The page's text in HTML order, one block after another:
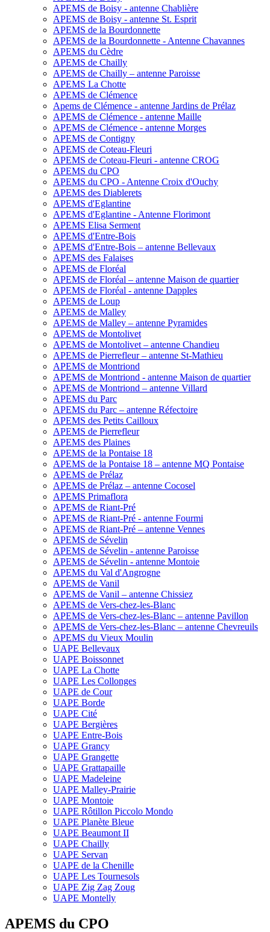
APEMS de Boisy - antenne Chablière
APEMS de Boisy - antenne St. Esprit
APEMS de la Bourdonnette
APEMS de la Bourdonnette - Antenne Chavannes
APEMS du Cèdre
APEMS de Chailly
APEMS de Chailly – antenne Paroisse
APEMS La Chotte
APEMS de Clémence
Apems de Clémence - antenne Jardins de Prélaz
APEMS de Clémence - antenne Maille
APEMS de Clémence - antenne Morges
APEMS de Contigny
APEMS de Coteau-Fleuri
APEMS de Coteau-Fleuri - antenne CROG
APEMS du CPO
APEMS du CPO - Antenne Croix d'Ouchy
APEMS des Diablerets
APEMS d'Eglantine
APEMS d'Eglantine - Antenne Florimont
APEMS Elisa Serment
APEMS d'Entre-Bois
APEMS d'Entre-Bois – antenne Bellevaux
APEMS des Falaises
APEMS de Floréal
APEMS de Floréal – antenne Maison de quartier
APEMS de Floréal - antenne Dapples
APEMS de Loup
APEMS de Malley
APEMS de Malley – antenne Pyramides
APEMS de Montolivet
APEMS de Montolivet – antenne Chandieu
APEMS de Pierrefleur – antenne St-Mathieu
APEMS de Montriond
APEMS de Montriond - antenne Maison de quartier
APEMS de Montriond – antenne Villard
APEMS du Parc
APEMS du Parc – antenne Réfectoire
APEMS des Petits Cailloux
APEMS de Pierrefleur
APEMS des Plaines
APEMS de la Pontaise 18
APEMS de la Pontaise 18 – antenne MQ Pontaise
APEMS de Prélaz
APEMS de Prélaz – antenne Cocosel
APEMS Primaflora
APEMS de Riant-Pré
APEMS de Riant-Pré - antenne Fourmi
APEMS de Riant-Pré – antenne Vennes
APEMS de Sévelin
APEMS de Sévelin - antenne Paroisse
APEMS de Sévelin - antenne Montoie
APEMS du Val d'Angrogne
APEMS de Vanil
APEMS de Vanil – antenne Chissiez
APEMS de Vers-chez-les-Blanc
APEMS de Vers-chez-les-Blanc – antenne Pavillon
APEMS de Vers-chez-les-Blanc – antenne Chevreuils
APEMS du Vieux Moulin
UAPE Bellevaux
UAPE Boissonnet
UAPE La Chotte
UAPE Les Collonges
UAPE de Cour
UAPE Borde
UAPE Cité
UAPE Bergières
UAPE Entre-Bois
UAPE Grancy
UAPE Grangette
UAPE Grattapaille
UAPE Madeleine
UAPE Malley-Prairie
UAPE Montoie
UAPE Rôtillon Piccolo Mondo
UAPE Planète Bleue
UAPE Beaumont II
UAPE Chailly
UAPE Servan
UAPE de la Chenille
UAPE Les Tournesols
UAPE Zig Zag Zoug
UAPE Montelly
APEMS du CPO